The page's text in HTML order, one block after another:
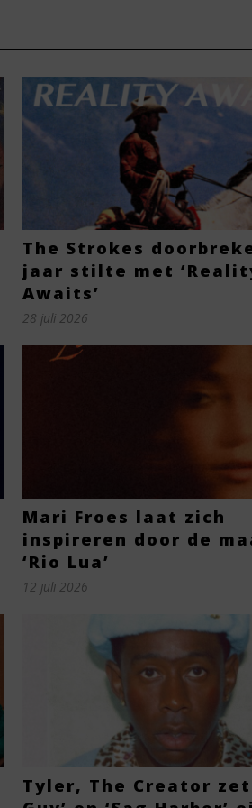
The Strokes
jaar stilte met
Awaits’
28 juli 2026
Mari Froes laat zich
inspireren door de
‘Rio Lua’
12 juli 2026
Tyler, The Creator zet